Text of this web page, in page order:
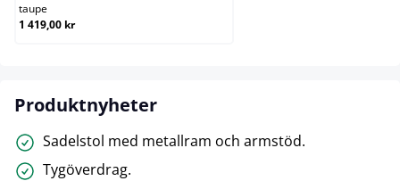
taupe
1 419,00 kr
Produktnyheter
Sadelstol med metallram och armstöd.
Tygöverdrag.